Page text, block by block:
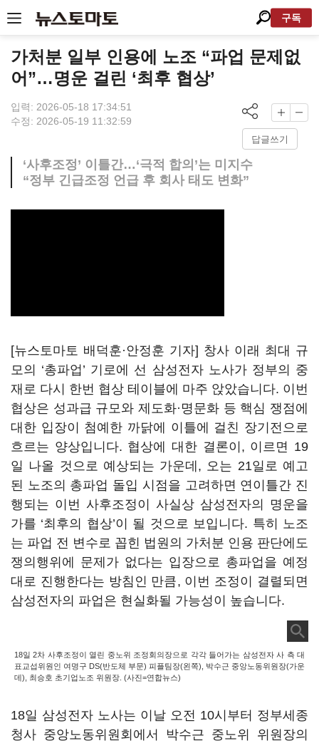
구독
가처분 일부 인용에 노조 “파업 문제없
어”…명운 걸린 ‘최후 협상’
입력: 2026-05-18 17:34:51
수정: 2026-05-19 11:32:59
답글쓰기
‘사후조정’ 이틀간…‘극적 합의’는 미지수
“정부 긴급조정 언급 후 회사 태도 변화”
[뉴스토마토 배덕훈·안정훈 기자] 창사 이래 최대 규
모의 ‘총파업 ’ 기로에 선 삼성전자 노사가 정부의 중
재로 다시 한번 협상 테이블에 마주 앉았습니다. 이번
협상은 성과급 규모와 제도화·명문화 등 핵심 쟁점에
대한 입장이 첨예한 까닭에 이틀에 걸친 장기전으로
흐르는 양상입니다. 협상에 대한 결론이 , 이르면 19
일 나올 것으로 예상되는 가운데 , 오는 21일로 예고
된 노조의 총파업 돌입 시점을 고려하면 연이틀간 진
행되는 이번 사후조정이 사실상 삼성전자의 명운을
가를 ‘최후의 협상’이 될 것으로 보입니다. 특히 노조
는 파업 전 변수로 꼽힌 법원의 가처분 인용 판단에도
쟁의행위에 문제가 없다는 입장으로 총파업을 예정
대로 진행한다는 방침인 만큼, 이번 조정이 결렬되면
삼성전자의 파업은 현실화될 가능성이 높습니다.
18일 2차 사후조정이 열린 중노위 조정회의장으로 각각 들어가는 삼성전자 사 측 대
표교섭위원인 여명구 DS(반도체 부문) 피플팀장(왼쪽), 박수근 중앙노동위원장(가운
데), 최승호 초기업노조 위원장. (사진=연합뉴스)
18일 삼성전자 노사는 이날 오전 10시부터 정부세종
청사 중앙노동위원회에서 박수근 중노위 위원장의